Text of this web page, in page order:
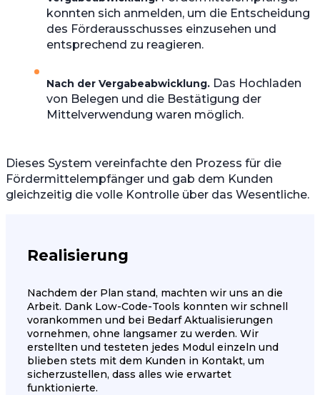
konnten sich anmelden, um die Entscheidung
des Förderausschusses einzusehen und
entsprechend zu reagieren.
Nach der Vergabeabwicklung. Das Hochladen
von Belegen und die Bestätigung der
Mittelverwendung waren möglich.
Dieses System vereinfachte den Prozess für die
Fördermittelempfänger und gab dem Kunden
gleichzeitig die volle Kontrolle über das Wesentliche.
Realisierung
Nachdem der Plan stand, machten wir uns an die
Arbeit. Dank Low-Code-Tools konnten wir schnell
vorankommen und bei Bedarf Aktualisierungen
vornehmen, ohne langsamer zu werden. Wir
erstellten und testeten jedes Modul einzeln und
blieben stets mit dem Kunden in Kontakt, um
sicherzustellen, dass alles wie erwartet
funktionierte.